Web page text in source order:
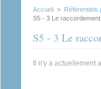
Accueil > Référentiels
S5 - 3 Le
S5 - 3 Le
Il n'y a actuellement